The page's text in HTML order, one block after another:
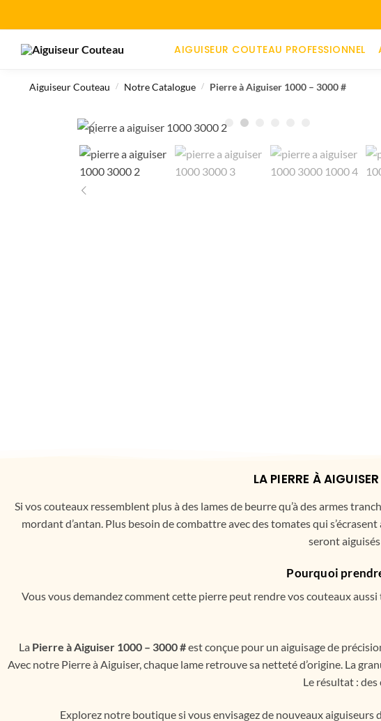
AIGUISEUR COUTEAU PROFESSIONNEL
Aiguiseur Couteau / Notre Catalogue / Pierre à Aiguiser 1000 – 3000 #
LA PIERRE À
Si vos couteaux ressemblent plus à des lames de beurre qu’à des armes
mordant d’antan. Plus besoin de combattre avec des tomates qui
seront
Pourquoi
Vous vous demandez comment cette pierre peut rendre vos couteaux aussi
La Pierre à Aiguiser 1000 – 3000 #est conçue pour un aiguisage de
Avec notre Pierre à Aiguiser, chaque lame retrouve sa netteté d’origine. La
Le résultat :
Explorez notre boutique si vous envisagez de nouveaux